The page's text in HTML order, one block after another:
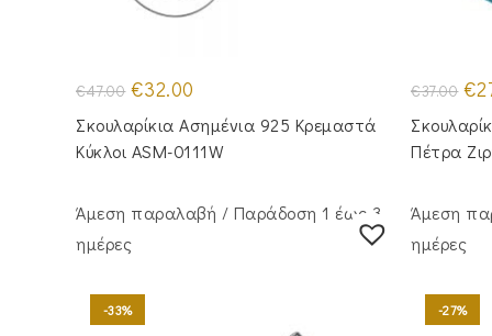
€47.00 Original
price
was:
€47.00.
€32.00
τιμή
είναι:
€32.00.
Σκουλαρίκια Ασημένια 925 Κρεμαστά
Κύκλοι ASM-0111W
€37.00
was:
€
Πέτρα
Άμεση παραλαβή / Παράδoση 1 έως 3
ημέρες
-33%
Άμεση
ημέρες
-27%